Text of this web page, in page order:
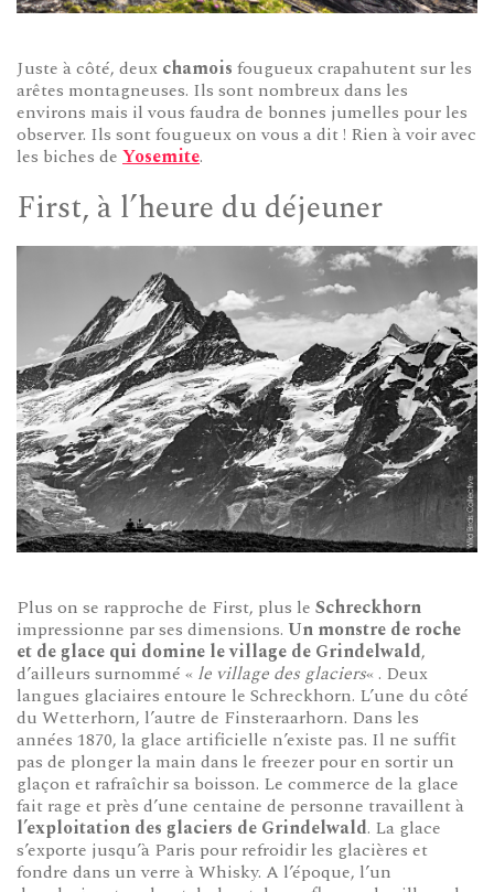
Juste à côté, deux chamois fougueux crapahutent sur les
arêtes montagneuses. Ils sont nombreux dans les
environs mais il vous faudra de bonnes jumelles pour les
observer. Ils sont fougueux on vous a dit ! Rien à voir avec
les biches de Yosemite.
First, à l’heure du déjeuner
Plus on se rapproche de First, plus le Schreckhorn
impressionne par ses dimensions. Un monstre de roche
et de glace qui domine le village de Grindelwald,
d’ailleurs surnommé « le village des glaciers« . Deux
langues glaciaires entoure le Schreckhorn. L’une du côté
du Wetterhorn, l’autre de Finsteraarhorn. Dans les
années 1870, la glace artificielle n’existe pas. Il ne suffit
pas de plonger la main dans le freezer pour en sortir un
glaçon et rafraîchir sa boisson. Le commerce de la glace
fait rage et près d’une centaine de personne travaillent à
l’exploitation des glaciers de Grindelwald. La glace
s’exporte jusqu’à Paris pour refroidir les glacières et
fondre dans un verre à Whisky. A l’époque, l’un